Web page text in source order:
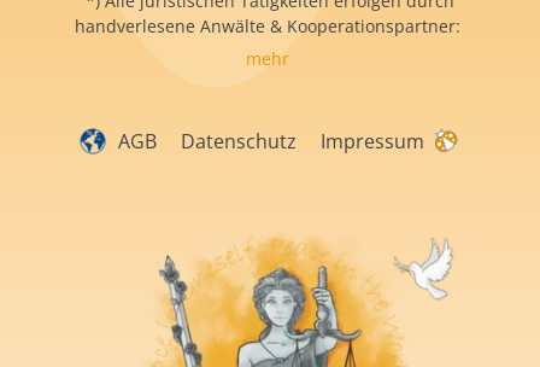
handverlesene Anwälte & Kooperationspartner:
mehr
AGB Datenschutz Impressum